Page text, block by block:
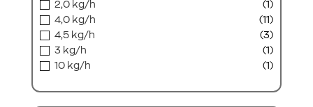
2,0 kg/h
(1)
4,0 kg/h
(11)
4,5 kg/h
(3)
3 kg/h
(1)
10 kg/h
(1)